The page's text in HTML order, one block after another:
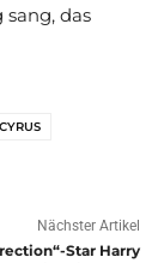
sang, das
Nächster Artikel
Star Harry